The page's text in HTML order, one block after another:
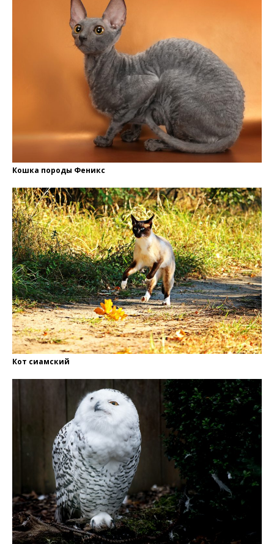
Кошка породы Феникс
Кот сиамский